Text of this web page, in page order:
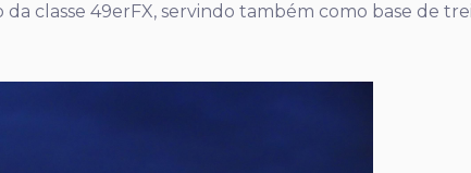
classe 49erFX, servindo também como base de